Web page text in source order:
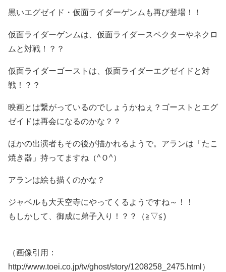
黒いエグゼイド・仮面ライダーゲンムも再び登場！！
仮面ライダーゲンムは、仮面ライダースペクターやネクロ
ムと対戦！？？
仮面ライダーゴーストは、仮面ライダーエグゼイドと対
戦！？？
映画とは繋がっているのでしょうかねぇ？ゴーストとエグ
ゼイドは再会になるのかな？？
ほかの出演者もその後が描かれるようで。アランは「たこ
焼き器」持ってますね（^Ｏ^）
アランは絵も描くのかな？
ジャベルも大天空寺にやってくるようですね～！！
もしかして、御成に弟子入り！？？（≧▽≦)
（画像引用：
http://www.toei.co.jp/tv/ghost/story/1208258_2475.html）